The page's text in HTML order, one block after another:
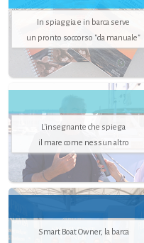
In spiaggia e in barca serve
un pronto soccorso "da manuale"
L'insegnante che spiega
il mare come nessun altro
Smart Boat Owner, la barca